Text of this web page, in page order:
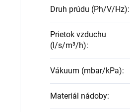
Druh prúdu (Ph/V/Hz):
Prietok vzduchu
(l/s/m³/h):
Vákuum (mbar/kPa):
Materiál nádoby: